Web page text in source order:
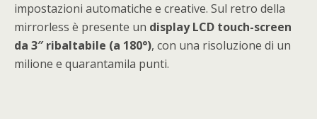
impostazioni automatiche e creative. Sul retro della
mirrorless è presente un display LCD touch-screen
da 3″ ribaltabile (a 180°), con una risoluzione di un
milione e quarantamila punti.